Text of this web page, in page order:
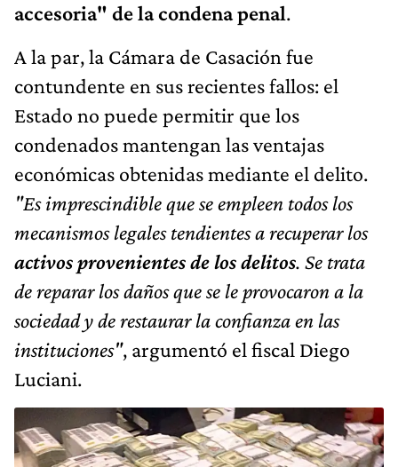
accesoria" de la condena penal.
A la par, la Cámara de Casación fue
contundente en sus recientes fallos: el
Estado no puede permitir que los
condenados mantengan las ventajas
económicas obtenidas mediante el delito.
"Es imprescindible que se empleen todos los
mecanismos legales tendientes a recuperar los
activos provenientes de los delitos. Se trata
de reparar los daños que se le provocaron a la
sociedad y de restaurar la confianza en las
instituciones", argumentó el fiscal Diego
Luciani.